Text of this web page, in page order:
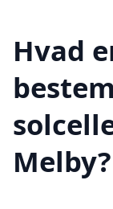
Hvad
Melby?